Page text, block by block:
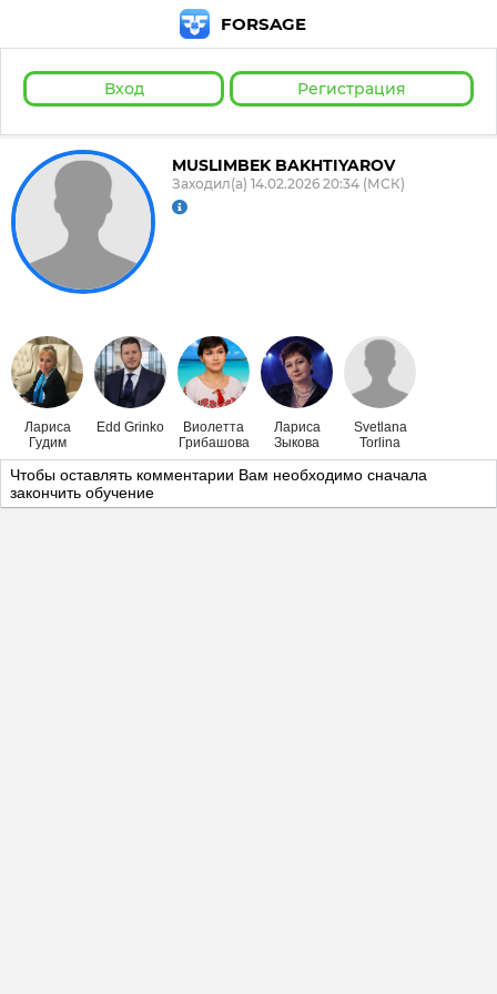
FORSAGE
Вход Регистрация
MUSLIMBEK BAKHTIYAROV
Заходил(а) 14.02.2026 20:34 (МСК)
Лариса
Гудим
Edd Grinko
Виолетта
Грибашова
Лариса
Зыкова
Svetlana
Torlina
Чтобы оставлять комментарии Вам необходимо сначала
закончить обучение